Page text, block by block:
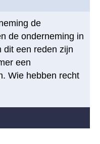
de
de onderneming in
dit een reden zijn
een
Wie hebben recht